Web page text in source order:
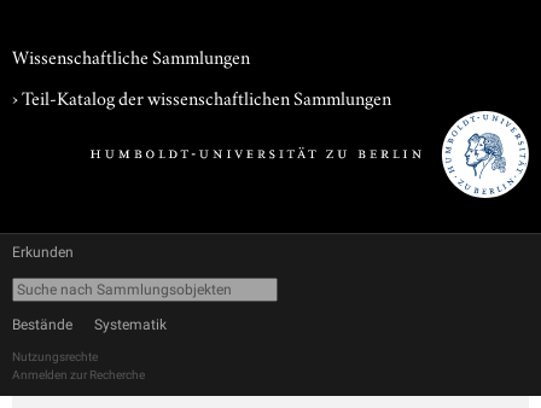
Wissenschaftliche Sammlungen
› Teil-Katalog der wissenschaftlichen Sammlungen
Erkunden
Bestände Systematik
Nutzungsrechte
Anmelden zur Recherche